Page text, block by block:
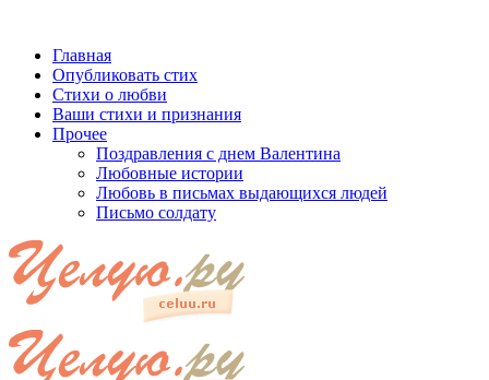
Главная
Опубликовать стих
Стихи о любви
Ваши стихи и признания
Прочее
Поздравления с днем Валентина
Любовные истории
Любовь в письмах выдающихся людей
Письмо солдату